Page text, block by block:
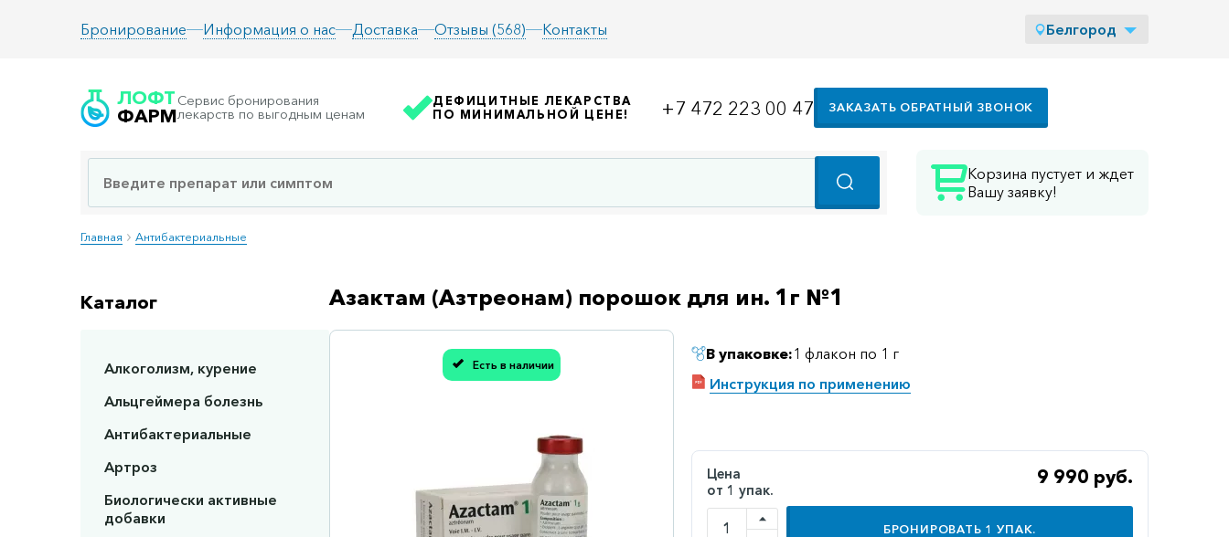
Бронирование Информация о нас Доставка Отзывы (568) Контакты Белгород
ЛОФТ
ФАРМ
Сервис бронирования
лекарств по выгодным ценам
Корзина пустует и ждет
Вашу заявку!
ДЕФИЦИТНЫЕ ЛЕКАРСТВА
ПО МИНИМАЛЬНОЙ ЦЕНЕ!
+7 472 223 00 47 ЗАКАЗАТЬ ОБРАТНЫЙ ЗВОНОК
Главная Антибактериальные
Каталог
Алкоголизм, курение
Альцгеймера болезнь
Антибактериальные
Артроз
Биологически активные
добавки
Азактам (Азтреонам) порошок для ин. 1г №1
Есть в наличии
Спасибо, мы учли Вашу оценку!
В упаковке:1 флакон по 1 г
Инструкция по применению
Цена
от 1 упак.
9 990 руб.
БРОНИРОВАТЬ 1 УПАК.